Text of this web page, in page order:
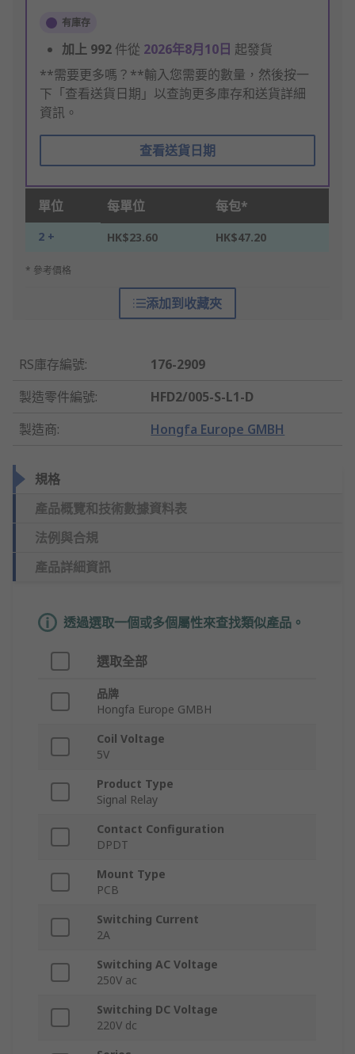
有庫存
加上 992 件從 2026年8月10日 起發貨
**需要更多嗎？**輸入您需要的數量，然後按一
下「查看送貨日期」以查詢更多庫存和送貨詳細
資訊。
查看送貨日期
單位 每單位 每包*
2 + HK$23.60 HK$47.20
* 參考價格
添加到收藏夾
RS庫存編號:
176-2909
製造零件編號:
HFD2/005-S-L1-D
製造商: Hongfa Europe GMBH
規格
產品概覽和技術數據資料表
法例與合規
產品詳細資訊
透過選取一個或多個屬性來查找類似產品。
選取全部
品牌
Hongfa Europe GMBH
Coil Voltage
5V
Product Type
Signal Relay
Contact Configuration
DPDT
Mount Type
PCB
Switching Current
2A
Switching AC Voltage
250V ac
Switching DC Voltage
220V dc